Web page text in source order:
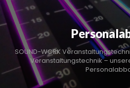
SOUND-WORK
Veranstaltungstechnik –